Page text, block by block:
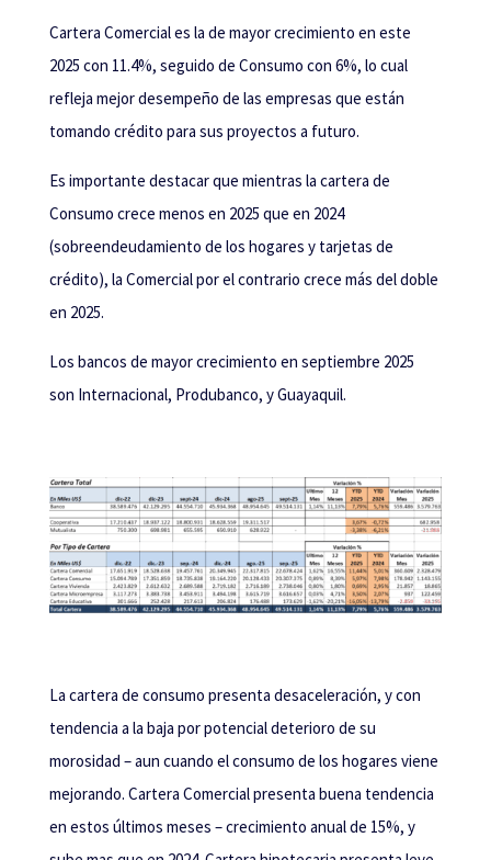
Cartera Comercial es la de mayor crecimiento en este
2025 con 11.4%, seguido de Consumo con 6%, lo cual
refleja mejor desempeño de las empresas que están
tomando crédito para sus proyectos a futuro.
Es importante destacar que mientras la cartera de
Consumo crece menos en 2025 que en 2024
(sobreendeudamiento de los hogares y tarjetas de
crédito), la Comercial por el contrario crece más del doble
en 2025.
Los bancos de mayor crecimiento en septiembre 2025
son Internacional, Produbanco, y Guayaquil.
La cartera de consumo presenta desaceleración, y con
tendencia a la baja por potencial deterioro de su
morosidad – aun cuando el consumo de los hogares viene
mejorando. Cartera Comercial presenta buena tendencia
en estos últimos meses – crecimiento anual de 15%, y